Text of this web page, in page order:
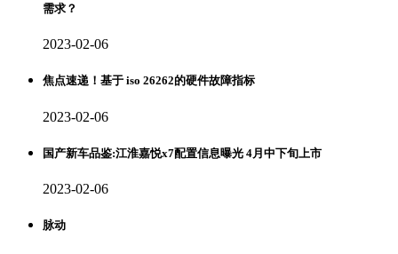
需求？
2023-02-06
焦点速递！基于 iso 26262的硬件故障指标
2023-02-06
国产新车品鉴:江淮嘉悦x7配置信息曝光 4月中下旬上市
2023-02-06
脉动